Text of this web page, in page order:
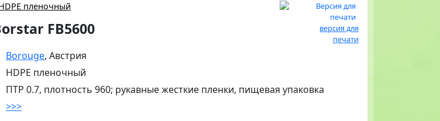
пленочный
версия для
печати
FB5600
Borouge, Австрия
HDPE пленочный
ПТР 0.7, плотность 960; рукавные жесткие пленки, пищевая упаковка
>>>